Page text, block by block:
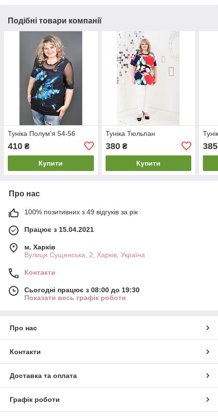
Подібні товари компанії
Туніка Полум'я 54-56
410 ₴
Купити
Туніка Тюльпан
380₴
Купити
385
Про нас
100% позитивних з 49 відгуків за рік
Працює з 15.04.2021
м. Харків
Вулиця Сущенська, 2, Харків, Україна
Контакти
Сьогодні працює з 08:00 до 19:30
Показати весь графік роботи
Про нас
Контакти
Доставка та оплата
Графік роботи